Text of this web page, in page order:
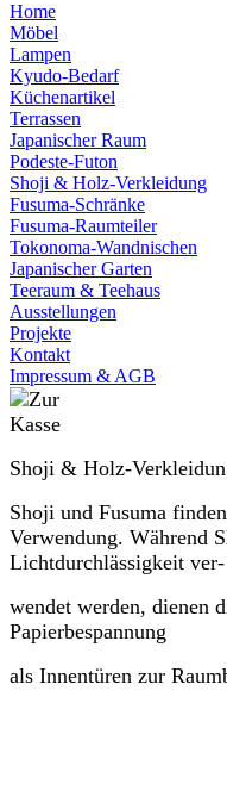
Home
Möbel
Lampen
Kyudo-Bedarf
Küchenartikel
Terrassen
Japanischer Raum
Podeste-Futon
Shoji & Holz-Verkleidung
Fusuma-Schränke
Fusuma-Raumteiler
Tokonoma-Wandnischen
Japanischer Garten
Teeraum & Teehaus
Ausstellungen
Projekte
Kontakt
Impressum & AGB
Shoji & Holz-
Shoji und Fusuma
Verwendung. Während
Lichtdurchlässigkeit ver-
wendet werden, dienen
Papierbespannung
als Innentüren zur